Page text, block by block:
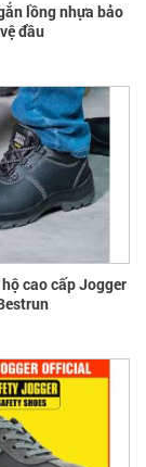
lồng nhựa bảo
vệ đầu
cao cấp Jogger